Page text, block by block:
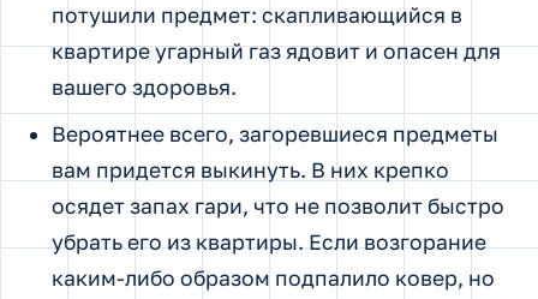
потушили предмет: скапливающийся в
квартире угарный газ ядовит и опасен для
вашего здоровья.
Вероятнее всего, загоревшиеся предметы
вам придется выкинуть. В них крепко
осядет запах гари, что не позволит быстро
убрать его из квартиры. Если возгорание
каким-либо образом подпалило ковер, но